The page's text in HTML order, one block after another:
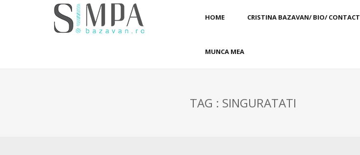
HOME CRISTINA BAZAVAN/ BIO/ CONTACT
MUNCA MEA
TAG : SINGURATATI